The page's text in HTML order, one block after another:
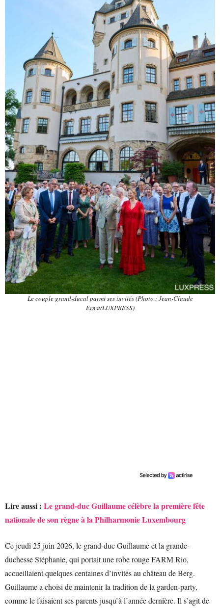
Le couple grand-ducal parmi ses invités (Photo : Jean-Claude
Ernst/LUXPRESS)
Lire aussi : Le grand-duc Guillaume célèbre la première fête
nationale de son règne à la Philharmonie Luxembourg
Ce jeudi 25 juin 2026, le grand-duc Guillaume et la grande-
duchesse Stéphanie, qui portait une robe rouge FARM Rio,
accueillaient quelques centaines d’invités au château de Berg.
Guillaume a choisi de maintenir la tradition de la garden-party,
comme le faisaient ses parents jusqu’à l’année dernière. Il s’agit de